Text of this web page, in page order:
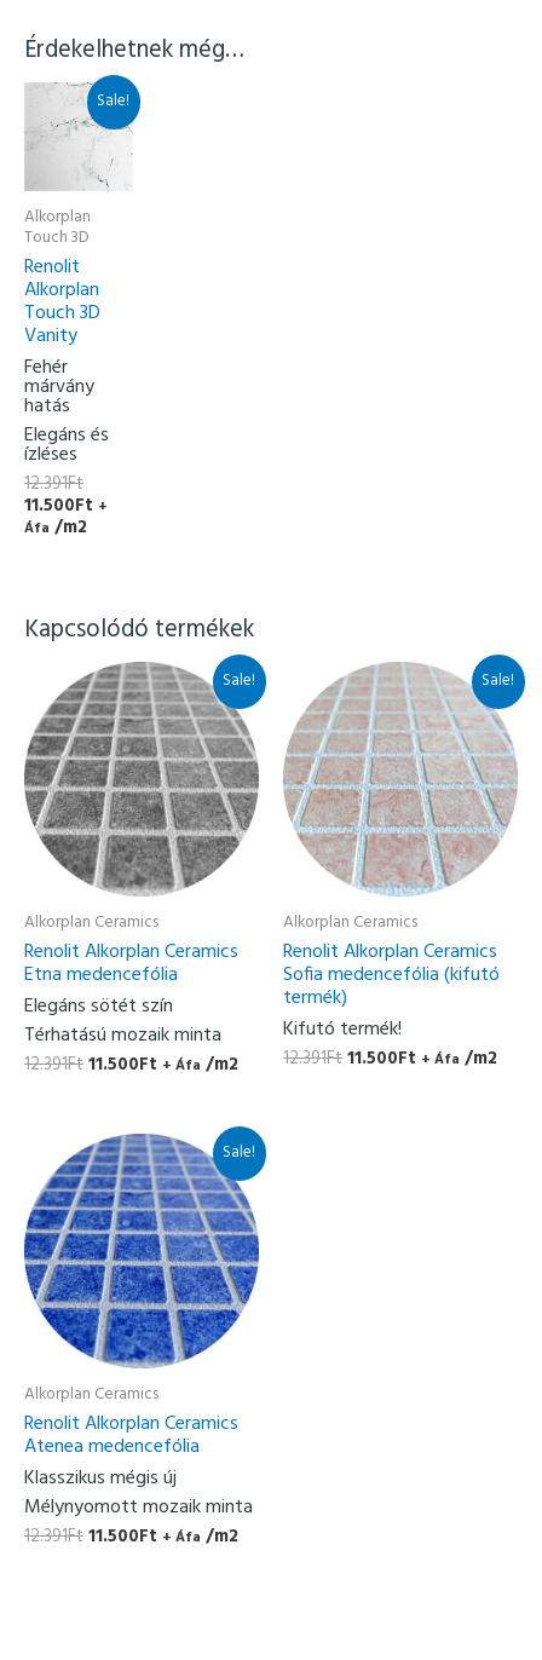
Érdekelhetnek még…
Sale!
Alkorplan
Touch 3D
Renolit
Alkorplan
Touch 3D
Vanity
Fehér
márvány
hatás
Elegáns és
ízléses
12.391Ft
Original
price
was:
12.391Ft.
11.500Ft
Current
price
is:
11.500Ft.
+
Áfa /m2
Kapcsolódó termékek
Sale!
Alkorplan Ceramics
Renolit Alkorplan Ceramics
Etna medencefólia
Elegáns sötét szín
Térhatású mozaik minta
12.391Ft
Original
price
was:
12.391Ft.
11.500Ft
Current
price
is:
11.500Ft.
+ Áfa /m2
Sale!
Alkorplan Ceramics
Renolit Alkorplan Ceramics
Sofia medencefólia (kifutó
termék)
Kifutó termék!
12.391Ft
Original
price
was:
12.391Ft.
11.500Ft
Current
price
is:
11.500Ft.
+ Áfa /m2
Sale!
Alkorplan Ceramics
Renolit Alkorplan Ceramics
Atenea medencefólia
Klasszikus mégis új
Mélynyomott mozaik minta
12.391Ft
Original
price
was:
12.391Ft.
11.500Ft
Current
price
is:
11.500Ft.
+ Áfa /m2